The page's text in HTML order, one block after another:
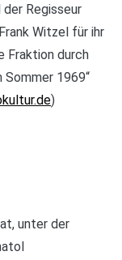
der Regisseur
Witzel für ihr
Fraktion durch
Sommer 1969“
)
unter der